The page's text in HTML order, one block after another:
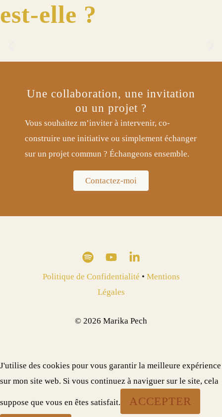
est-elle ?
J'adore ...​
Une collaboration, une invitation
ou un projet ?
Vous souhaitez m’inviter à intervenir, co-
construire une initiative ou simplement échanger
sur un projet commun ? Échangeons ensemble.
Contactez-moi
Politique de Confidentialité • Mentions
Légales
© 2026 Marika Pech
J'utilise des cookies pour vous garantir la meilleure expérience
sur mon site web. Si vous continuez à naviguer sur le site, cela
suppose que vous en êtes satisfait. ACCEPTER